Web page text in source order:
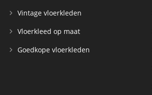
Vintage vloerkleden
Vloerkleed op maat
Goedkope vloerkleden